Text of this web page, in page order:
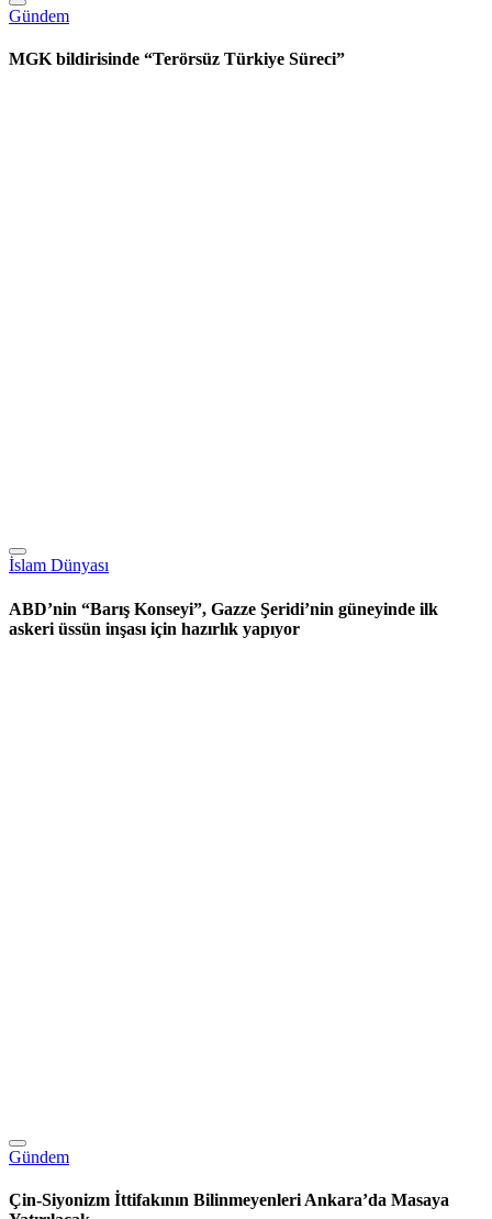
Gündem
MGK bildirisinde “Terörsüz Türkiye Süreci”
İslam Dünyası
ABD’nin “Barış Konseyi”, Gazze Şeridi’nin güneyinde ilk
askeri üssün inşası için hazırlık yapıyor
Gündem
Çin-Siyonizm İttifakının Bilinmeyenleri Ankara’da Masaya